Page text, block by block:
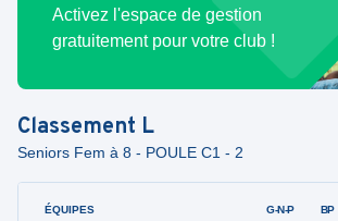
Activez l'espace de gestion
gratuitement pour votre club !
Classement L
Seniors Fem à 8 - POULE C1 - 2
ÉQUIPES G-N-P BP